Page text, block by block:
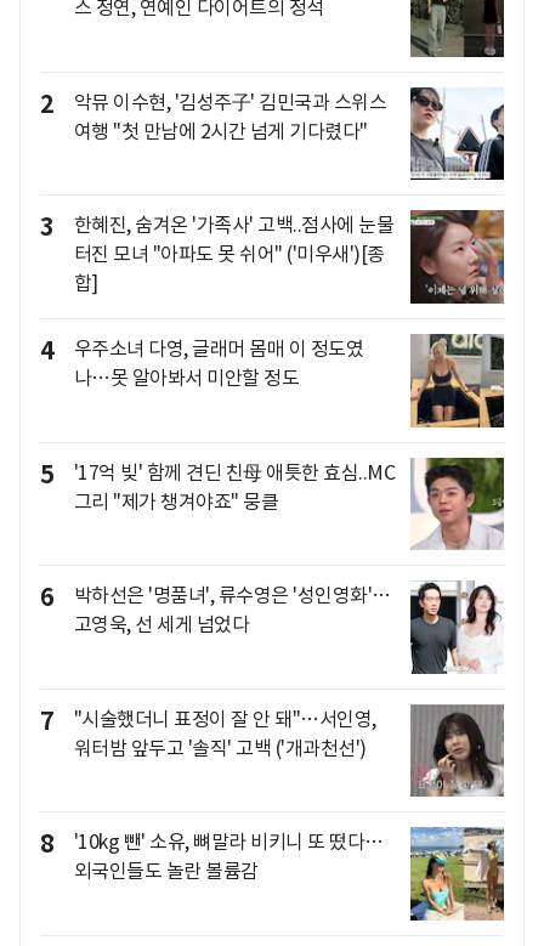
스 정연, 연예인 다이어트의 정석
2
악뮤 이수현, '김성주子' 김민국과 스위스
여행 "첫 만남에 2시간 넘게 기다렸다"
3
한혜진, 숨겨온 '가족사' 고백..점사에 눈물
터진 모녀 "아파도 못 쉬어" ('미우새')[종
합]
4
우주소녀 다영, 글래머 몸매 이 정도였
나…못 알아봐서 미안할 정도
5
'17억 빚' 함께 견딘 친母 애틋한 효심..MC
그리 "제가 챙겨야죠" 뭉클
6
박하선은 '명품녀', 류수영은 '성인영화'…
고영욱, 선 세게 넘었다
7
"시술했더니 표정이 잘 안 돼"…서인영,
워터밤 앞두고 '솔직' 고백 ('개과천선')
8
'10kg 뺀' 소유, 뼈말라 비키니 또 떴다…
외국인들도 놀란 볼륨감